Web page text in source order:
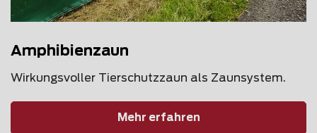
Amphibienzaun
Wirkungsvoller Tierschutzzaun als Zaunsystem.
Mehr erfahren